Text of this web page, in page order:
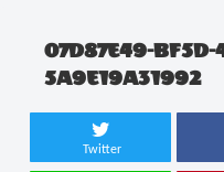
07D87E49-
5A9E19A31992
Twitter